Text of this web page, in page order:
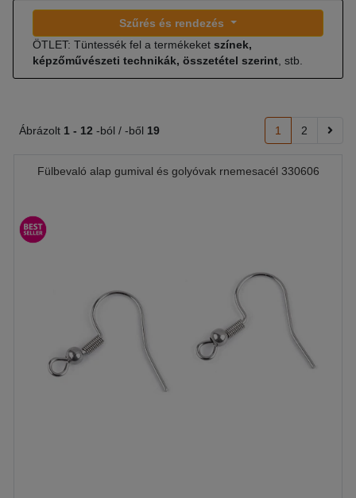
Szűrés és rendezés
ÖTLET: Tüntessék fel a termékeket színek,
képzőművészeti technikák, összetétel szerint , stb.
Ábrázolt 1 - 12 -ból / -ből 19 1 2
Fülbevaló alap gumival és golyóvak rnemesacél 330606